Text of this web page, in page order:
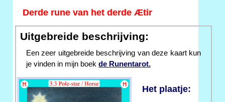
Derde rune van het derde Ætir
Uitgebreide beschrijving:
Een zeer uitgebreide beschrijving van deze kaart kun
je vinden in mijn boek de Runentarot.
Het plaatje: